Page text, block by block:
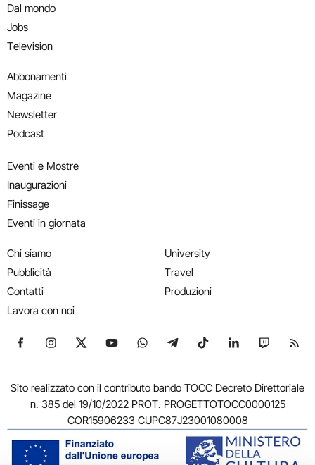
Dal mondo
Jobs
Television
Abbonamenti
Magazine
Newsletter
Podcast
Eventi e Mostre
Inaugurazioni
Finissage
Eventi in giornata
Chi siamo
Pubblicità
Contatti
Lavora con noi
University
Travel
Produzioni
Seguici su Facebook
Seguici su Instagram
Seguici su X
Seguici su YouTube
Seguici su WhatsApp
Seguici su Telegram
Seguici su TikTok
Seguici su
Seguici
Sito realizzato con il contributo bando TOCC Decreto Direttoriale
n. 385 del 19/10/2022 PROT. PROGETTOTOCC0000125
COR15906233 CUPC87J23001080008